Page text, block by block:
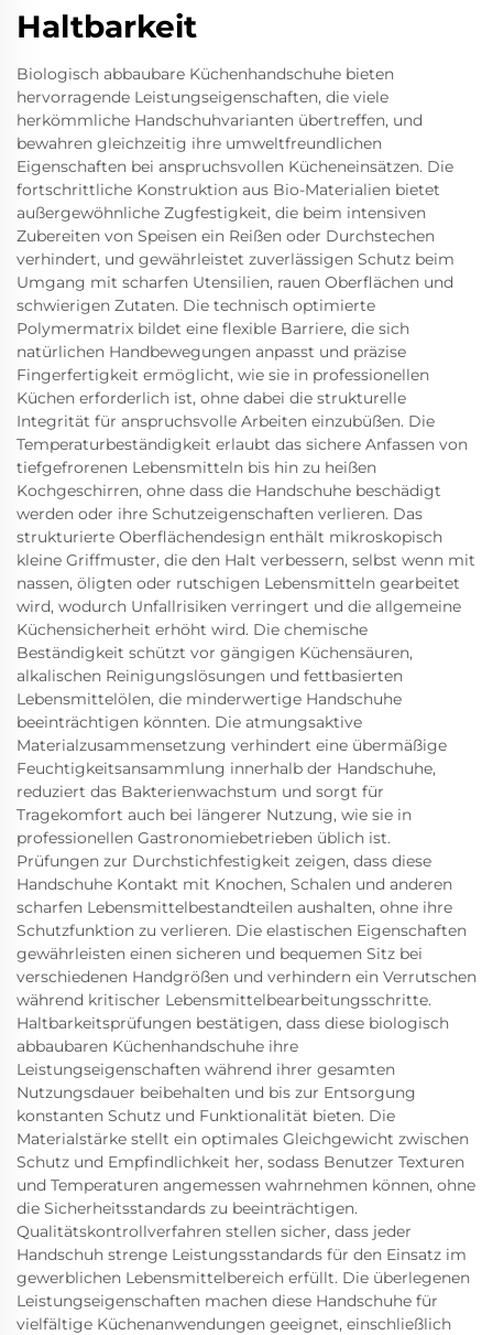
Haltbarkeit
Biologisch abbaubare Küchenhandschuhe bieten
hervorragende Leistungseigenschaften, die viele
herkömmliche Handschuhvarianten übertreffen, und
bewahren gleichzeitig ihre umweltfreundlichen
Eigenschaften bei anspruchsvollen Kücheneinsätzen. Die
fortschrittliche Konstruktion aus Bio-Materialien bietet
außergewöhnliche Zugfestigkeit, die beim intensiven
Zubereiten von Speisen ein Reißen oder Durchstechen
verhindert, und gewährleistet zuverlässigen Schutz beim
Umgang mit scharfen Utensilien, rauen Oberflächen und
schwierigen Zutaten. Die technisch optimierte
Polymermatrix bildet eine flexible Barriere, die sich
natürlichen Handbewegungen anpasst und präzise
Fingerfertigkeit ermöglicht, wie sie in professionellen
Küchen erforderlich ist, ohne dabei die strukturelle
Integrität für anspruchsvolle Arbeiten einzubüßen. Die
Temperaturbeständigkeit erlaubt das sichere Anfassen von
tiefgefrorenen Lebensmitteln bis hin zu heißen
Kochgeschirren, ohne dass die Handschuhe beschädigt
werden oder ihre Schutzeigenschaften verlieren. Das
strukturierte Oberflächendesign enthält mikroskopisch
kleine Griffmuster, die den Halt verbessern, selbst wenn mit
nassen, öligten oder rutschigen Lebensmitteln gearbeitet
wird, wodurch Unfallrisiken verringert und die allgemeine
Küchensicherheit erhöht wird. Die chemische
Beständigkeit schützt vor gängigen Küchensäuren,
alkalischen Reinigungslösungen und fettbasierten
Lebensmittelölen, die minderwertige Handschuhe
beeinträchtigen könnten. Die atmungsaktive
Materialzusammensetzung verhindert eine übermäßige
Feuchtigkeitsansammlung innerhalb der Handschuhe,
reduziert das Bakterienwachstum und sorgt für
Tragekomfort auch bei längerer Nutzung, wie sie in
professionellen Gastronomiebetrieben üblich ist.
Prüfungen zur Durchstichfestigkeit zeigen, dass diese
Handschuhe Kontakt mit Knochen, Schalen und anderen
scharfen Lebensmittelbestandteilen aushalten, ohne ihre
Schutzfunktion zu verlieren. Die elastischen Eigenschaften
gewährleisten einen sicheren und bequemen Sitz bei
verschiedenen Handgrößen und verhindern ein Verrutschen
während kritischer Lebensmittelbearbeitungsschritte.
Haltbarkeitsprüfungen bestätigen, dass diese biologisch
abbaubaren Küchenhandschuhe ihre
Leistungseigenschaften während ihrer gesamten
Nutzungsdauer beibehalten und bis zur Entsorgung
konstanten Schutz und Funktionalität bieten. Die
Materialstärke stellt ein optimales Gleichgewicht zwischen
Schutz und Empfindlichkeit her, sodass Benutzer Texturen
und Temperaturen angemessen wahrnehmen können, ohne
die Sicherheitsstandards zu beeinträchtigen.
Qualitätskontrollverfahren stellen sicher, dass jeder
Handschuh strenge Leistungsstandards für den Einsatz im
gewerblichen Lebensmittelbereich erfüllt. Die überlegenen
Leistungseigenschaften machen diese Handschuhe für
vielfältige Küchenanwendungen geeignet, einschließlich